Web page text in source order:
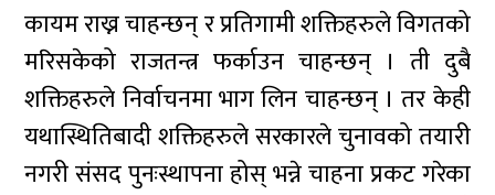
कायम राख्न चाहन्छन् र प्रतिगामी शक्तिहरुले विगतको
मरिसकेको राजतन्त्र फर्काउन चाहन्छन् । ती दुबै
शक्तिहरुले निर्वाचनमा भाग लिन चाहन्छन् । तर केही
यथास्थितिबादी शक्तिहरुले सरकारले चुनावको तयारी
नगरी संसद पुनःस्थापना होस् भन्ने चाहना प्रकट गरेका